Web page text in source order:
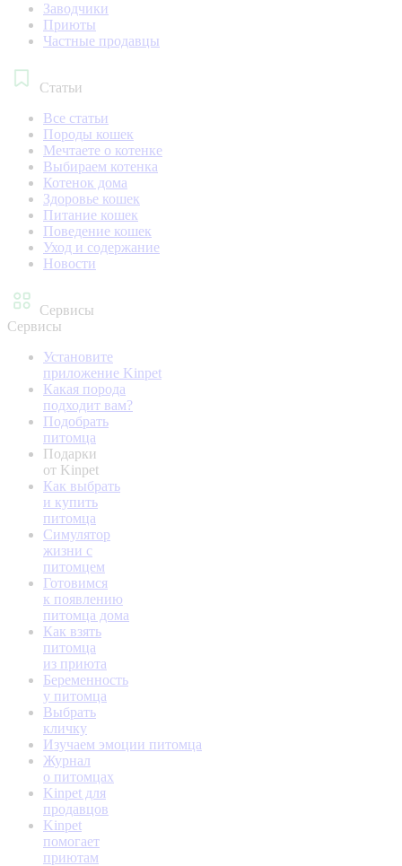
Заводчики
Приюты
Частные продавцы
Статьи
Все статьи
Породы кошек
Мечтаете о котенке
Выбираем котенка
Котенок дома
Здоровье кошек
Питание кошек
Поведение кошек
Уход и содержание
Новости
Сервисы
Сервисы
Установите
приложение Kinpet
Какая порода
подходит вам?
Подобрать
питомца
Подарки
от Kinpet
Как выбрать
и купить
питомца
Симулятор
жизни с
питомцем
Готовимся
к появлению
питомца дома
Как взять
питомца
из приюта
Беременность
у питомца
Выбрать
кличку
Изучаем эмоции питомца
Журнал
о питомцах
Kinpet для
продавцов
Kinpet
помогает
приютам